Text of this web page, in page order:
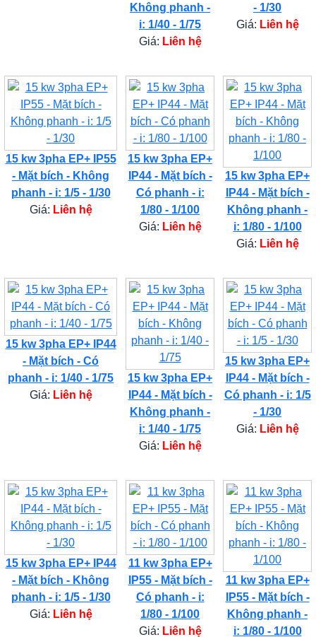
Không phanh -
i: 1/40 - 1/75
Giá: Liên hệ
- 1/30
Giá: Liên hệ
15 kw 3pha EP+ IP55
- Mặt bích - Không
phanh - i: 1/5 - 1/30
Giá: Liên hệ
15 kw 3pha EP+
IP44 - Mặt bích -
Có phanh - i:
1/80 - 1/100
Giá: Liên hệ
15 kw 3pha EP+
IP44 - Mặt bích -
Không phanh -
i: 1/80 - 1/100
Giá: Liên hệ
15 kw 3pha EP+ IP44
- Mặt bích - Có
phanh - i: 1/40 - 1/75
Giá: Liên hệ
15 kw 3pha EP+
IP44 - Mặt bích -
Không phanh -
i: 1/40 - 1/75
Giá: Liên hệ
15 kw 3pha EP+
IP44 - Mặt bích -
Có phanh - i: 1/5
- 1/30
Giá: Liên hệ
15 kw 3pha EP+ IP44
- Mặt bích - Không
phanh - i: 1/5 - 1/30
Giá: Liên hệ
11 kw 3pha EP+
IP55 - Mặt bích -
Có phanh - i:
1/80 - 1/100
Giá: Liên hệ
11 kw 3pha EP+
IP55 - Mặt bích -
Không phanh -
i: 1/80 - 1/100